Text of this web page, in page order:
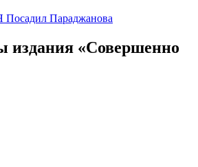
Посадил Параджанова
издания «Совершенно